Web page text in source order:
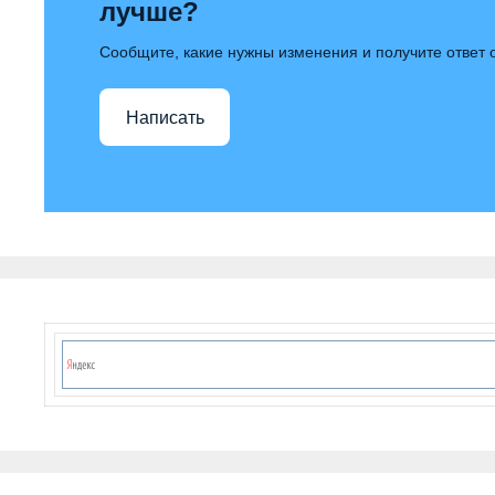
лучше?
Сообщите, какие нужны изменения и получите ответ
Написать